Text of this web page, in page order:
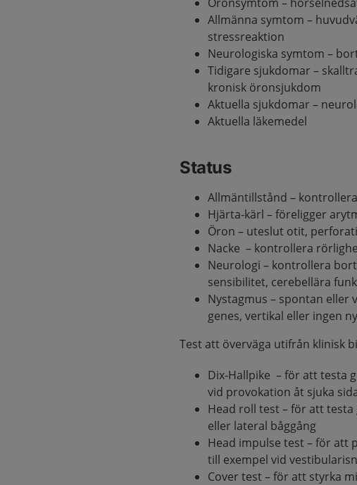
Allmänna symtom –
stressreaktion
Neurologiska symtom –
Tidigare sjukdomar –
kronisk öronsjukdom
Aktuella sjukdomar –
Aktuella läkemedel
Status
Allmäntillstånd –
Hjärta-kärl – föreligger
Öron – uteslut otit,
Nacke – kontrollera
Neurologi – kontrollera
sensibilitet, cerebellära
Nystagmus – spontan
genes, vertikal eller ingen
Test att överväga utifrån klinisk
Dix-Hallpike – för att testa
vid provokation åt sjuka
Head roll test – för att
eller lateral båggång
Head impulse test – för att
till exempel vid
Cover test – för att styrka